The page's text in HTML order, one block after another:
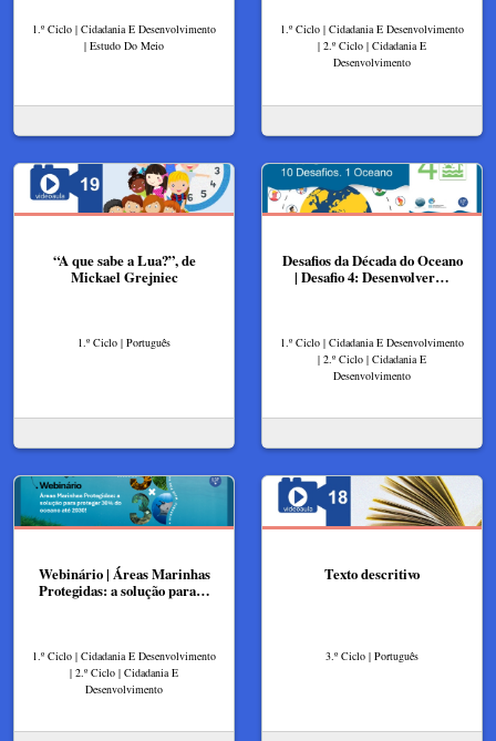
1.º Ciclo | Cidadania E Desenvolvimento
| Estudo Do Meio
1.º Ciclo | Cidadania E Desenvolvimento
| 2.º Ciclo | Cidadania E
Desenvolvimento
“A que sabe a Lua?”, de
Mickael Grejniec
1.º Ciclo | Português
Desafios da Década do Oceano
| Desafio 4: Desenvolver…
1.º Ciclo | Cidadania E Desenvolvimento
| 2.º Ciclo | Cidadania E
Desenvolvimento
Webinário | Áreas Marinhas
Protegidas: a solução para…
1.º Ciclo | Cidadania E Desenvolvimento
| 2.º Ciclo | Cidadania E
Desenvolvimento
Texto descritivo
3.º Ciclo | Português